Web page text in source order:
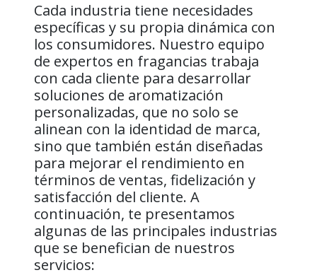
Cada industria tiene necesidades
específicas y su propia dinámica con
los consumidores. Nuestro equipo
de expertos en fragancias trabaja
con cada cliente para desarrollar
soluciones de aromatización
personalizadas, que no solo se
alinean con la identidad de marca,
sino que también están diseñadas
para mejorar el rendimiento en
términos de ventas, fidelización y
satisfacción del cliente. A
continuación, te presentamos
algunas de las principales industrias
que se benefician de nuestros
servicios: